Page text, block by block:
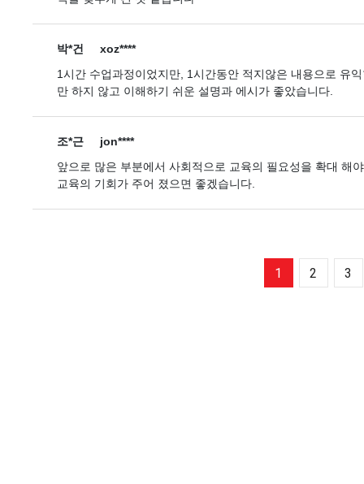
박*건
xoz****
1시간 수업과정이었지만, 1시간동안 적지않은 내용으로 유
만 하지 않고 이해하기 쉬운 설명과 에시가 좋았습니다.
조*근
jon****
앞으로 많은 부분에서 사회적으로 교육의 필요성을 확대 해
교육의 기회가 주어 졌으면 좋겠습니다.
1 2 3